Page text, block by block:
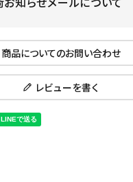
商品についてのお問い合わせ
レビューを書く